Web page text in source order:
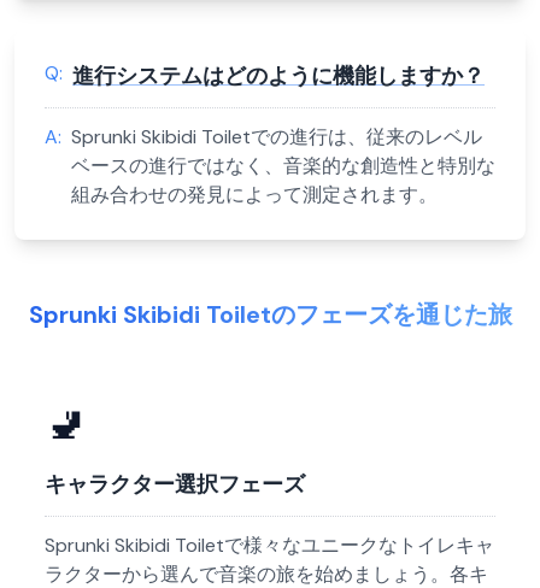
Q: 進行システムはどのように機能しますか？
A: Sprunki Skibidi Toiletでの進行は、従来のレベル
ベースの進行ではなく、音楽的な創造性と特別な
組み合わせの発見によって測定されます。
Sprunki Skibidi Toiletのフェーズを通じた旅
🚽
キャラクター選択フェーズ
Sprunki Skibidi Toiletで様々なユニークなトイレキャ
ラクターから選んで音楽の旅を始めましょう。各キ